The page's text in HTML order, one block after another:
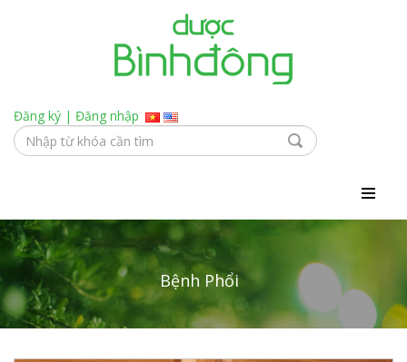
Đăng ký | Đăng nhập
Bệnh Phổi